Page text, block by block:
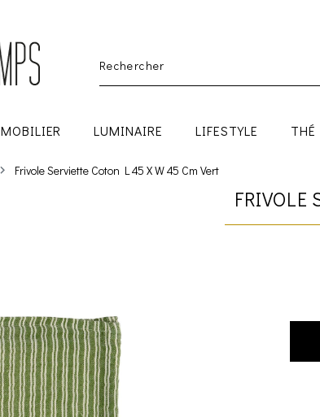
MOBILIER LUMINAIRE LIFESTYLE THÉ
Frivole Serviette Coton L 45 X W 45 Cm Vert
FRIVOLE